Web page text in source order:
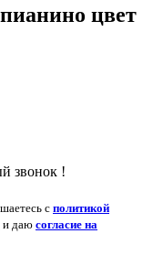
цвет
звонок !
с политикой
и даю согласие на